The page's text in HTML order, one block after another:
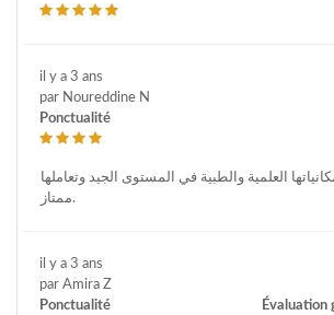
il y a 3 ans
par Noureddine N
Ponctualité
العلمية والطبية في المستوى الجيد وتعاملها
ممتاز.
il y a 3 ans
par Amira Z
Ponctualité
Évaluation